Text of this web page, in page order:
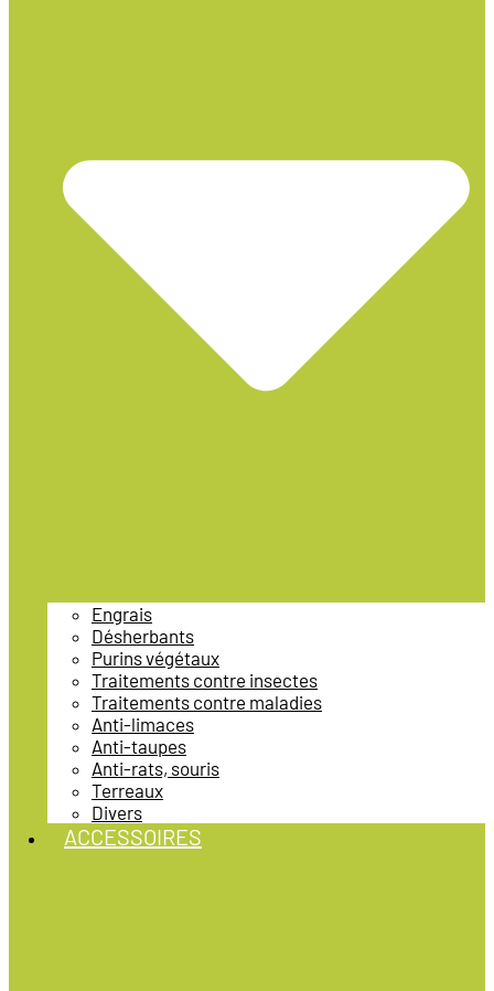
Engrais
Désherbants
Purins végétaux
Traitements contre insectes
Traitements contre maladies
Anti-limaces
Anti-taupes
Anti-rats, souris
Terreaux
Divers
ACCESSOIRES